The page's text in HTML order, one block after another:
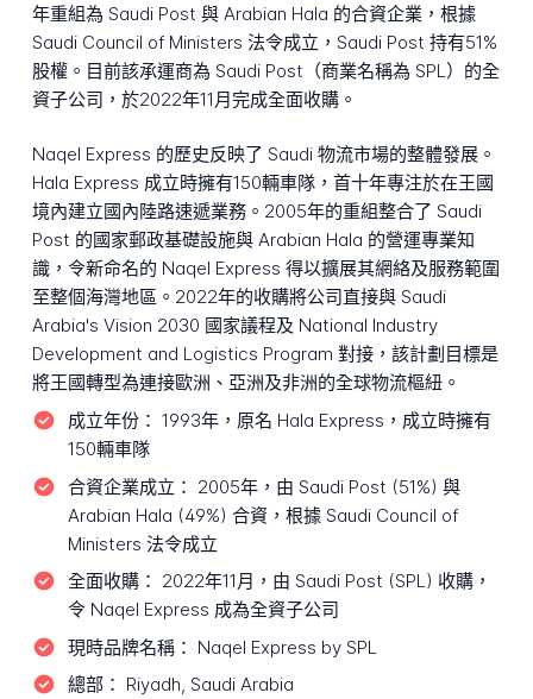
年重組為 Saudi Post 與 Arabian Hala 的合資企業，根據
Saudi Council of Ministers 法令成立，Saudi Post 持有51%
股權。目前該承運商為 Saudi Post（商業名稱為 SPL）的全
資子公司，於2022年11月完成全面收購。
Naqel Express 的歷史反映了 Saudi 物流市場的整體發展。
Hala Express 成立時擁有150輛車隊，首十年專注於在王國
境內建立國內陸路速遞業務。2005年的重組整合了 Saudi
Post 的國家郵政基礎設施與 Arabian Hala 的營運專業知
識，令新命名的 Naqel Express 得以擴展其網絡及服務範圍
至整個海灣地區。2022年的收購將公司直接與 Saudi
Arabia's Vision 2030 國家議程及 National Industry
Development and Logistics Program 對接，該計劃目標是
將王國轉型為連接歐洲、亞洲及非洲的全球物流樞紐。
成立年份： 1993年，原名 Hala Express，成立時擁有
150輛車隊
合資企業成立： 2005年，由 Saudi Post (51%) 與
Arabian Hala (49%) 合資，根據 Saudi Council of
Ministers 法令成立
全面收購： 2022年11月，由 Saudi Post (SPL) 收購，
令 Naqel Express 成為全資子公司
現時品牌名稱： Naqel Express by SPL
總部： Riyadh, Saudi Arabia